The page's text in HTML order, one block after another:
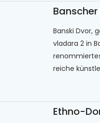
Banscher
Banski Dvor,
vladara 2 in
reiche
Ethno-